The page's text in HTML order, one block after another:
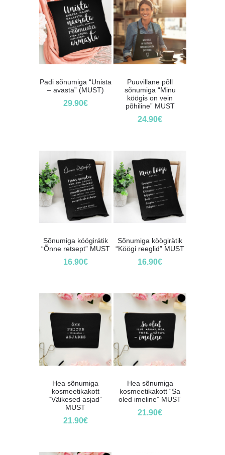
Padi sõnumiga “Unista
– avasta” (MUST)
29.90€
Puuvillane põll
sõnumiga “Minu
köögis on vein
põhiline” MUST
24.90€
Sõnumiga köögirätik
“Õnne retsept” MUST
16.90€
Sõnumiga köögirätik
“Köögi reeglid” MUST
16.90€
Hea sõnumiga
kosmeetikakott
“Väikesed asjad”
MUST
21.90€
Hea sõnumiga
kosmeetikakott “Sa
oled imeline” MUST
21.90€